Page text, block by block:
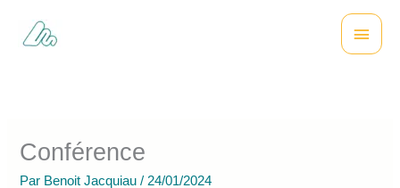
contenu
Menu
Conférence
Par Benoit Jacquiau/ 24/01/2024